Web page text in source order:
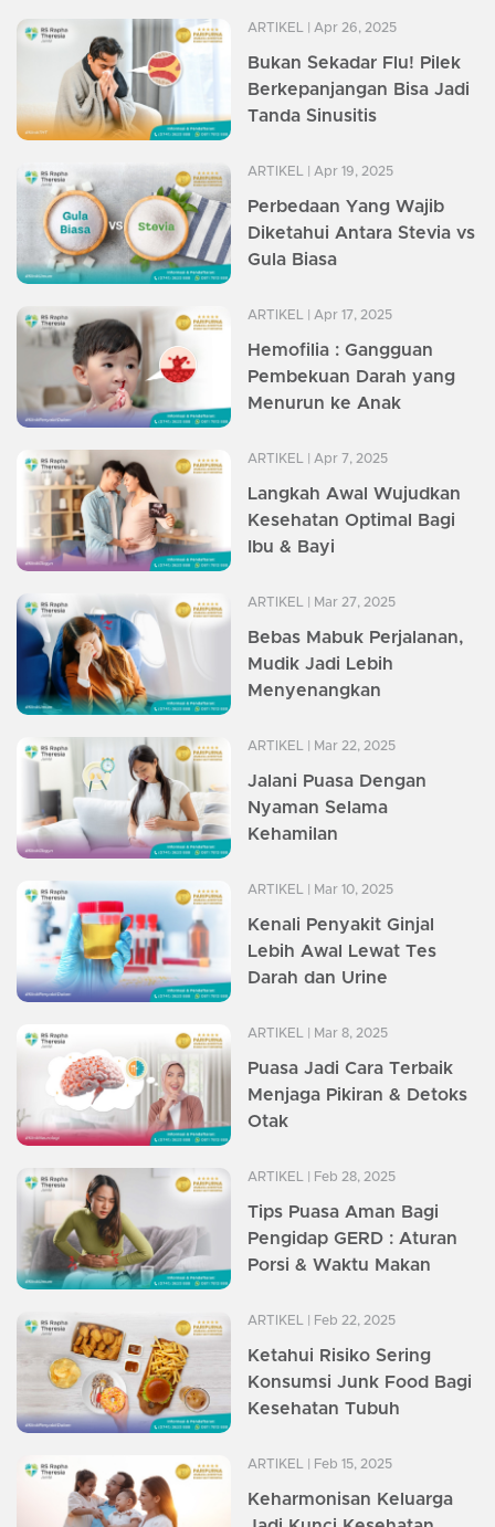
ARTIKEL | Apr 26, 2025
Bukan Sekadar Flu! Pilek
Berkepanjangan Bisa Jadi
Tanda Sinusitis
ARTIKEL | Apr 19, 2025
Perbedaan Yang Wajib
Diketahui Antara Stevia vs
Gula Biasa
ARTIKEL | Apr 17, 2025
Hemofilia : Gangguan
Pembekuan Darah yang
Menurun ke Anak
ARTIKEL | Apr 7, 2025
Langkah Awal Wujudkan
Kesehatan Optimal Bagi
Ibu & Bayi
ARTIKEL | Mar 27, 2025
Bebas Mabuk Perjalanan,
Mudik Jadi Lebih
Menyenangkan
ARTIKEL | Mar 22, 2025
Jalani Puasa Dengan
Nyaman Selama
Kehamilan
ARTIKEL | Mar 10, 2025
Kenali Penyakit Ginjal
Lebih Awal Lewat Tes
Darah dan Urine
ARTIKEL | Mar 8, 2025
Puasa Jadi Cara Terbaik
Menjaga Pikiran & Detoks
Otak
ARTIKEL | Feb 28, 2025
Tips Puasa Aman Bagi
Pengidap GERD : Aturan
Porsi & Waktu Makan
ARTIKEL | Feb 22, 2025
Ketahui Risiko Sering
Konsumsi Junk Food Bagi
Kesehatan Tubuh
ARTIKEL | Feb 15, 2025
Keharmonisan Keluarga